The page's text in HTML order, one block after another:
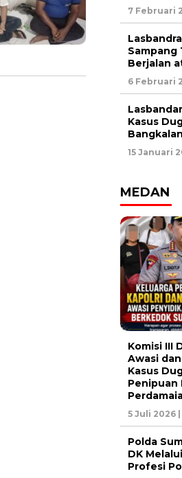
7 Februari
Sampang
Berjalan
6 Februari
Kasus
15 Januari
MEDAN
Komisi III
Awasi
Kasus
Penipuan
5 Juli 2026
Polda
DK
Profesi